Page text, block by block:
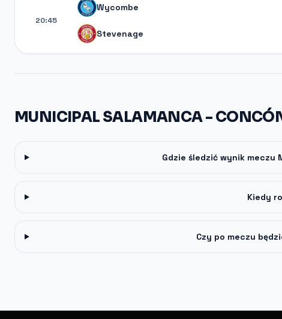
20:45
Wycombe
Stevenage
MUNICIPAL SALAMANCA -
Gdzie śledzić wynik meczu
Kiedy
Czy po meczu